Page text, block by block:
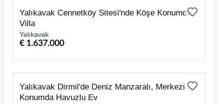
SATILIK
Yalıkavak Cennetköy Sitesi'nde Köşe Konumda
Villa
Yalıkavak
€ 1.637.000
SATILIK
Yalıkavak Dirmil'de Deniz Manzaralı, Merkezi
Konumda Havuzlu Ev